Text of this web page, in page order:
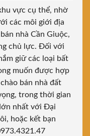
vực cụ thể, nhờ
các môi giới địa
nhà Cần Giuộc,
chủ lực. Đối với
giữ các loại bất
muốn được hợp
bán nhà đất
trong thời gian
nhất với Đại
hoặc kết bạn